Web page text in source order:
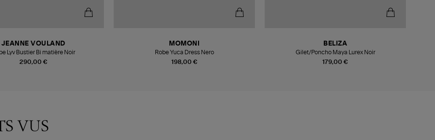
290,00 €
JEANNE VOULAND
Lyv Bustier Bi matière Noir
198,00 €
MOMONI
Robe Yuca Dress Nero
179,00 €
BELIZA
Gilet/Poncho Maya Lurex Noir
VUS